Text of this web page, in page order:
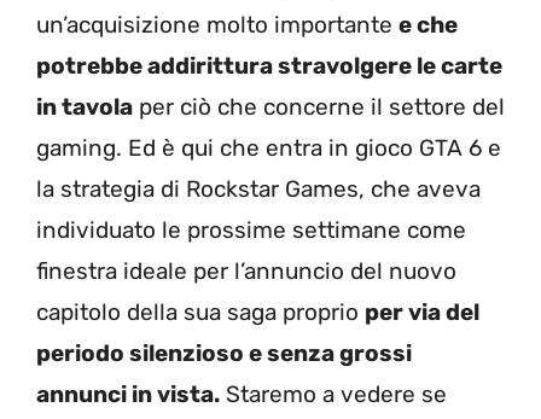
un’acquisizione molto importante e che
potrebbe addirittura stravolgere le carte
in tavola per ciò che concerne il settore del
gaming. Ed è qui che entra in gioco GTA 6 e
la strategia di Rockstar Games, che aveva
individuato le prossime settimane come
finestra ideale per l’annuncio del nuovo
capitolo della sua saga proprio per via del
periodo silenzioso e senza grossi
annunci in vista. Staremo a vedere se